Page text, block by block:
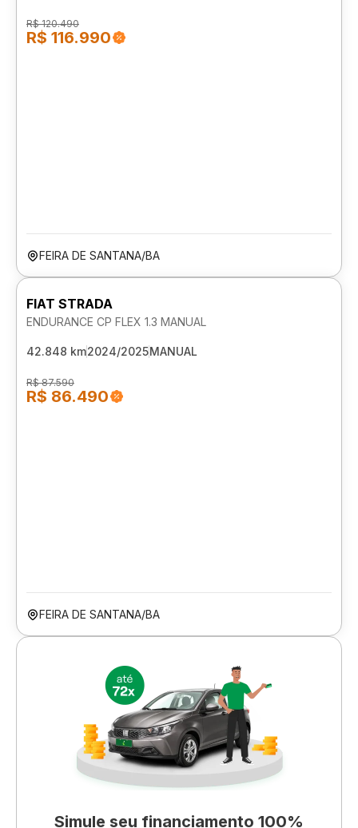
R$ 120.490
R$ 116.990
FEIRA DE SANTANA/BA
FIAT STRADA
ENDURANCE CP FLEX 1.3 MANUAL
42.848 km2024/2025MANUAL
R$ 87.590
R$ 86.490
FEIRA DE SANTANA/BA
Simule seu financiamento 100%